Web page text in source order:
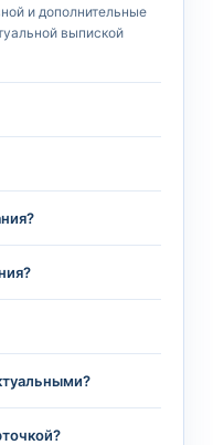
и дополнительные
выпиской